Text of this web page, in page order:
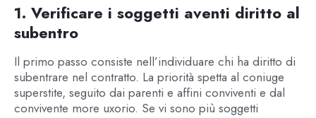
1. Verificare i soggetti aventi diritto al
subentro
Il primo passo consiste nell’individuare chi ha diritto di
subentrare nel contratto. La priorità spetta al coniuge
superstite, seguito dai parenti e affini conviventi e dal
convivente more uxorio. Se vi sono più soggetti